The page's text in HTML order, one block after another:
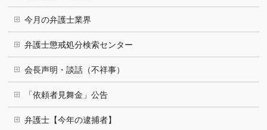
今月の弁護士業界
弁護士懲戒処分検索センター
会長声明・談話（不祥事）
「依頼者見舞金」公告
弁護士【今年の逮捕者】